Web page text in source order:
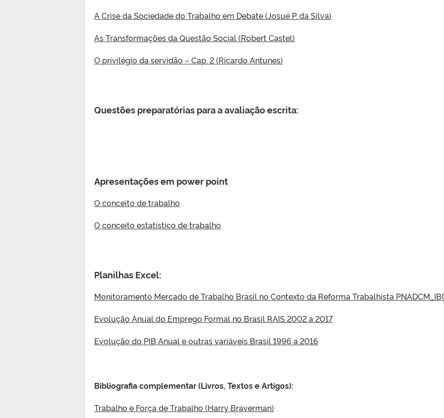
A Crise da Sociedade do Trabalho em Debate (Josué P. da Silva)
As Transformações da Questão Social (Robert Castel)
O privilégio da servidão – Cap. 2 (Ricardo Antunes)
Questões preparatórias para a avaliação escrita:
Apresentações em power point
O conceito de trabalho
O conceito estatístico de trabalho
Planilhas Excel:
Monitoramento Mercado de Trabalho Brasil no Contexto da Reforma Trabalhista
Evolução Anual do Emprego Formal no Brasil RAIS 2002 a 2017
Evolução do PIB Anual e outras variáveis Brasil 1996 a 2016
Bibliografia complementar (Livros, Textos e Artigos):
Trabalho e Força de Trabalho (Harry Braverman)